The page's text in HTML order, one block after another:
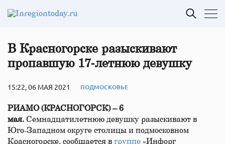
В Красногорске разыскивают
пропавшую 17‑летнюю девушку
15:22, 06 МАЯ 2021 ПОДМОСКОВЬЕ
РИАМО (КРАСНОГОРСК) – 6
мая. Семнадцатилетнюю девушку разыскивают в
Юго-Западном округе столицы и подмосковном
Красногорске, сообщается в группе «Инфорг